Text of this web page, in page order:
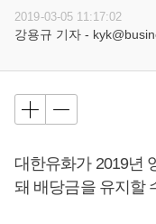
2019-03-05 11:17:02
강용규 기자 -
대한유화가 2019년
돼 배당금을 유지할